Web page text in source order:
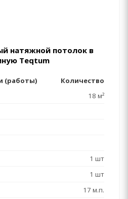
натяжной потолок в
Teqtum
(работы)
Количество
18 м²
1 шт
1 шт
17 м.п.